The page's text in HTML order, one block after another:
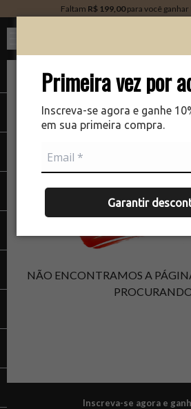
Primeira vez por
Inscreva-se agora e ganhe
em sua primeira compra.
Garantir
Faltam R$ 199,00para você ganhar
NÃO ENCONTRAMOS A
Inscreva-se agora e